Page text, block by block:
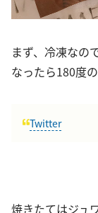
まず、冷凍なの
なったら180度
Twitter
焼きたてはジュ